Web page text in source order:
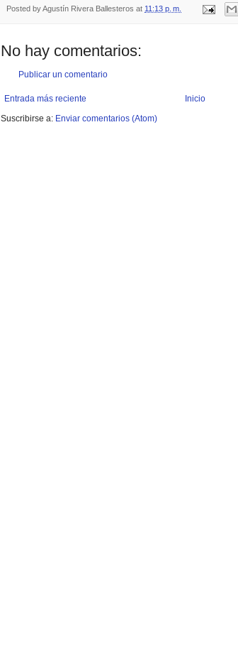
Posted byAgustín Rivera Ballesteros at 11:13 p. m.
No hay comentarios:
Publicar un comentario
Entrada más reciente
Inicio
Suscribirse a: Enviar comentarios (Atom)